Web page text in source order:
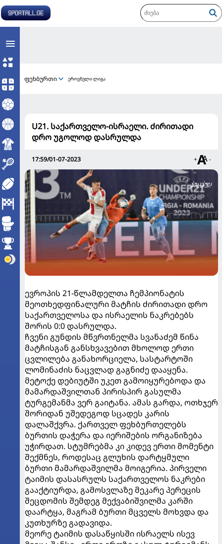
ფეხბურთი ეროვნული ლიგა
U21. საქართველო-ისრაელი. ძირითადი
დრო უგოლოდ დასრულდა
17:59/01-07-2023 + -
ევროპის 21-წლამდელთა ჩემპიონატის
მეოთხედფინალური მატჩის ძირითადი დრო
საქართველოსა და ისრაელის ნაკრებებს
შორის 0:0 დასრულდა.
ჩვენი გუნდის მწვრთნელმა სვანაძემ წინა
მატჩისგან განსხვავებით მხოლოდ ერთი
ცვლილება განახორციელა, სასტარტოში
ლომინაძის ნაცვლად გაგნიძე დააყენა.
მეტოქე დებიუტში უკეთ გამოიყურებოდა და
მამარდაშვილთან პირისპირ გასულმა
ტურგემანმა ვერ გაიტანა. ამას გარდა, ოთხჯერ
შორიდან უშედეგოდ სცადეს კარის
დალაშქვრა. ქართველ ფეხბურთელებს
ბურთის დაჭერა და იერიშების ორგანიზება
უჭირდათ. სტუმრებმა კი კიდევ ერთი მომენტი
შექმნეს, როდესაც გლუხის დარტყმული
ბურთი მამარდაშვილმა მოიგერია. პირველი
ტაიმის დასასრულს საქართველოს ნაკრები
გააქტიურდა, გამოსვლაზე მეკარე პერეცის
შეცდომის შემდეგ მექვაბიშვილმა კარში
დაარტყა, მაგრამ ბურთი მცველს მოხვდა და
კუთხურზე გადავიდა.
მეორე ტაიმის დასაწყისში ისრაელს ისევ